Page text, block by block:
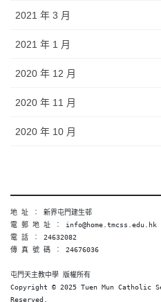
2021 年 3 月
2021 年 1 月
2020 年 12 月
2020 年 11 月
2020 年 10 月
地 址 ︰ 新界屯門建生邨
電 郵 地 址 ︰ info@home.tmcss.edu.hk
電 話 ︰ 24632082
傳 真 號 碼 ︰ 24676036
屯門天主教中學 版權所有
Copyright © 2025 Tuen Mun Catholic
Reserved.